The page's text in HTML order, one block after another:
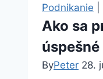
Podnikanie
Ako sa
ByPeter 28.